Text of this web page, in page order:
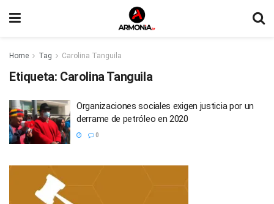
Home Tag Carolina Tanguila
Etiqueta: Carolina Tanguila
Organizaciones sociales exigen justicia por un
derrame de petróleo en 2020
0